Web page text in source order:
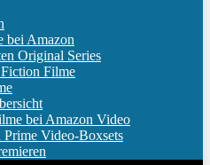
bei Amazon
Original Series
Filme
bei Amazon Video
Prime Video-Boxsets